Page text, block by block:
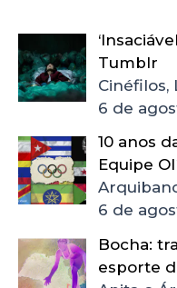
Tumblr
Cinéfilos,
6 de
10 anos
Equipe
6 de
Bocha:
esporte